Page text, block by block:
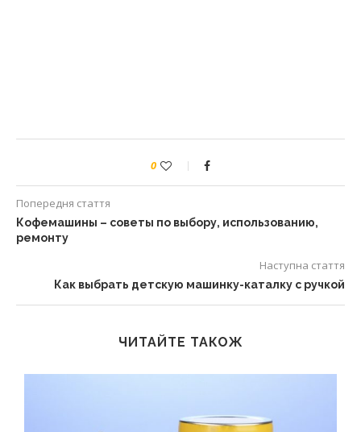
0
Попередня стаття
Кофемашины – советы по выбору, использованию,
ремонту
Наступна стаття
Как выбрать детскую машинку-каталку с ручкой
ЧИТАЙТЕ ТАКОЖ